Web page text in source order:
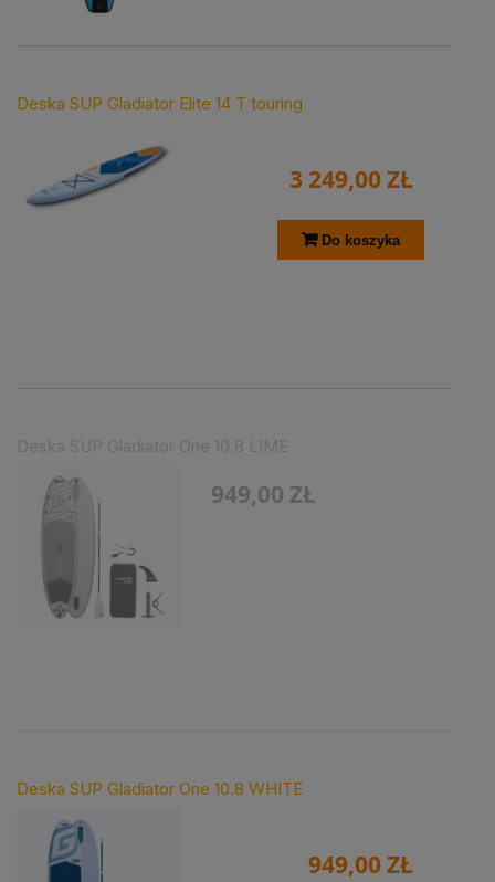
Deska SUP Gladiator Elite 14 T touring
3 249,00 ZŁ
Do koszyka
949,00 ZŁ
Deska SUP Gladiator One 10.8 WHITE
949,00 ZŁ